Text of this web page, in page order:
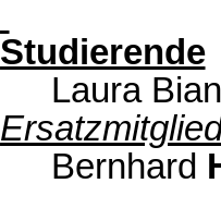
Studierende
Laura
Bernhard